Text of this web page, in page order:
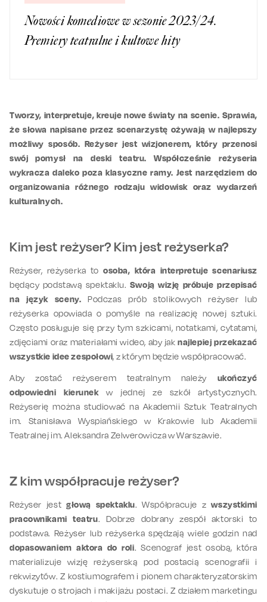
Nowości komediowe w sezonie 2023/24.
Premiery teatralne i kultowe hity
Tworzy, interpretuje, kreuje nowe światy na scenie. Sprawia,
że słowa napisane przez scenarzystę ożywają w najlepszy
możliwy sposób. Reżyser jest wizjonerem, który przenosi
swój pomysł na deski teatru. Współcześnie reżyseria
wykracza daleko poza klasyczne ramy. Jest narzędziem do
organizowania różnego rodzaju widowisk oraz wydarzeń
kulturalnych.
Kim jest reżyser? Kim jest reżyserka?
Reżyser, reżyserka toosoba, która interpretuje scenariusz
będący podstawą spektaklu. Swoją wizję próbuje przepisać
na język sceny. Podczas prób stolikowych reżyser lub
reżyserka opowiada o pomyśle na realizację nowej sztuki.
Często posługuje się przy tym szkicami, notatkami, cytatami,
zdjęciami oraz materiałami wideo, aby jaknajlepiej przekazać
wszystkie idee zespołowi, z którym będzie współpracować.
Aby zostać reżyserem teatralnym należy ukończyć
odpowiedni kierunekw jednej ze szkół artystycznych.
Reżyserię można studiować na Akademii Sztuk Teatralnych
im. Stanisława Wyspiańskiego w Krakowie lub Akademii
Teatralnej im. Aleksandra Zelwerowicza wWarszawie.
Z kim współpracuje reżyser?
Reżyser jestgłową spektaklu. Współpracuje zwszystkimi
pracownikami teatru. Dobrze dobrany zespół aktorski to
podstawa. Reżyser lub reżyserka spędzają wiele godzin nad
dopasowaniem aktora do roli. Scenograf jest osobą, która
materializuje wizję reżyserską pod postacią scenografii i
rekwizytów. Z kostiumografem i pionem charakteryzatorskim
dyskutuje o strojach i makijażu postaci. Z działem marketingu